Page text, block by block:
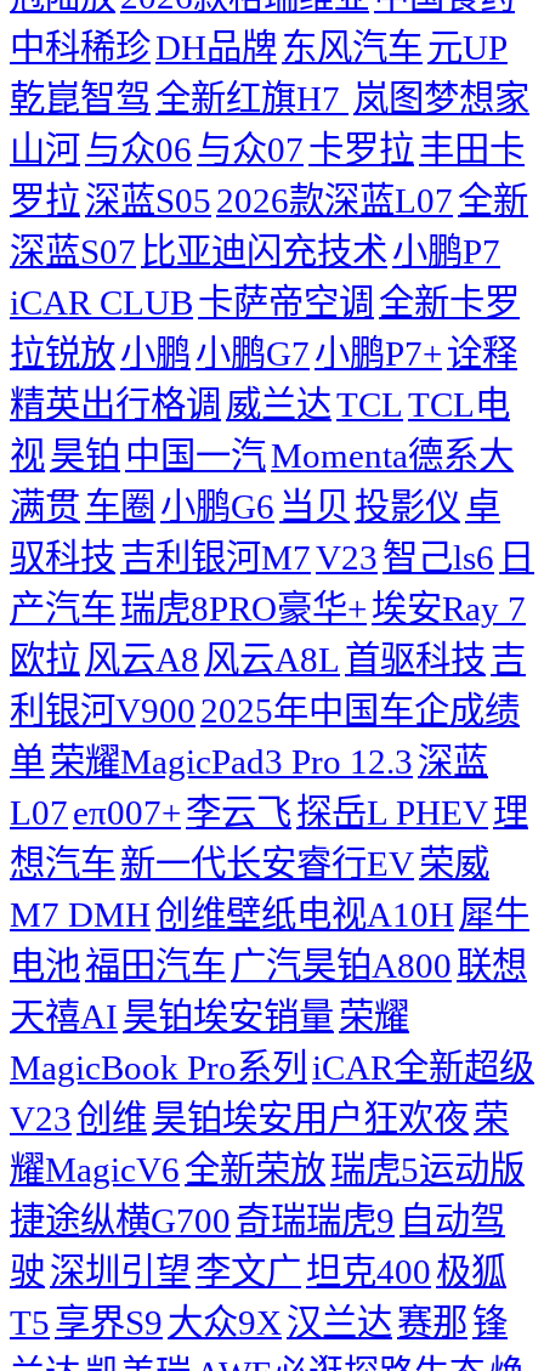
中科稀珍DH品牌 东风汽车元UP
乾崑智驾 全新红旗H7 ​ 岚图梦想家
山河与众06与众07卡罗拉丰田卡
罗拉深蓝S052026款深蓝L07全新
深蓝S07 比亚迪闪充技术小鹏P7
iCAR CLUB卡萨帝空调 全新卡罗
拉锐放小鹏小鹏G7小鹏P7+诠释
精英出行格调 威兰达TCLTCL电
视昊铂 中国一汽Momenta德系大
满贯车圈 小鹏G6 当贝 投影仪 卓
驭科技吉利银河M7V23智己ls6 日
产汽车瑞虎8PRO豪华+埃安Ray 7
欧拉 风云A8 风云A8L 首驱科技吉
利银河V9002025年中国车企成绩
单荣耀MagicPad3 Pro 12.3深蓝
L07eπ007+李云飞探岳L PHEV理
想汽车新一代长安睿行EV荣威
M7 DMH创维壁纸电视A10H 犀牛
电池福田汽车 广汽昊铂A800联想
天禧AI昊铂埃安销量荣耀
MagicBook Pro系列 iCAR全新超级
V23创维昊铂埃安用户狂欢夜荣
耀MagicV6全新荣放瑞虎5运动版
捷途纵横G700奇瑞瑞虎9 自动驾
驶深圳引望 李文广坦克400极狐
T5享界S9大众9X汉兰达赛那锋